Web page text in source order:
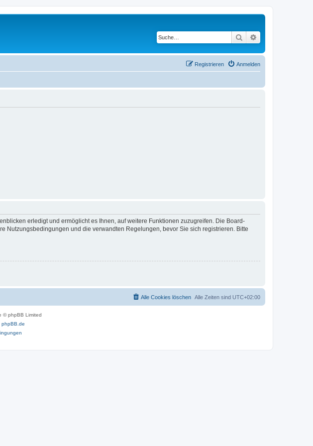
Suche
Anmelden
Registrieren
erledigt und ermöglicht es Ihnen, auf weitere Funktionen zuzugreifen. Die Board-
Nutzungsbedingungen und die verwandten Regelungen, bevor Sie sich registrieren. Bitte
Alle Zeiten sind UTC+02:00
Alle Cookies löschen
© phpBB Limited
phpBB.de